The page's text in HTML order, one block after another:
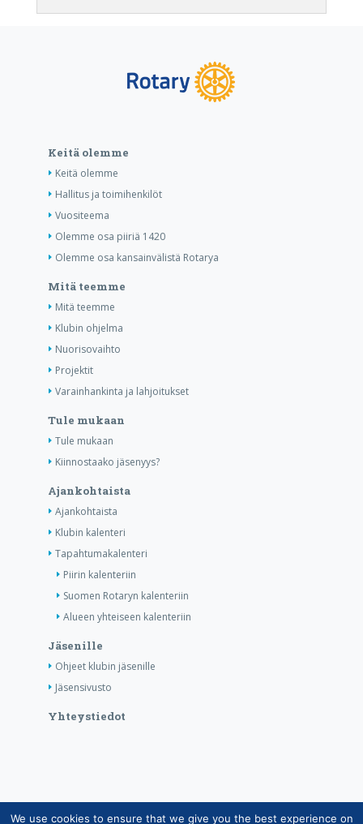
Keitä olemme
Keitä olemme
Hallitus ja toimihenkilöt
Vuositeema
Olemme osa piiriä 1420
Olemme osa kansainvälistä Rotarya
Mitä teemme
Mitä teemme
Klubin ohjelma
Nuorisovaihto
Projektit
Varainhankinta ja lahjoitukset
Tule mukaan
Tule mukaan
Kiinnostaako jäsenyys?
Ajankohtaista
Ajankohtaista
Klubin kalenteri
Tapahtumakalenteri
Piirin kalenteriin
Suomen Rotaryn kalenteriin
Alueen yhteiseen kalenteriin
Jäsenille
Ohjeet klubin jäsenille
Jäsensivusto
Yhteystiedot
Copyright © Suomen Rotarypalvelu ry 2026 |
We use cookies to ensure that we give you the best experience on